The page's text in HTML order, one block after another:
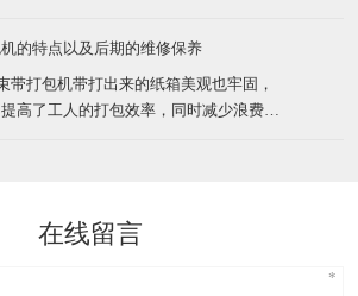
的，很有可能由于衣物的形状不是十分
觉得如果不选择全自动的打包机的话，很
造成比较严重
的特点以及后期的维修保养
打包机带打出来的纸箱美观也牢固，
高了工人的打包效率，同时减少浪费，
在线留言